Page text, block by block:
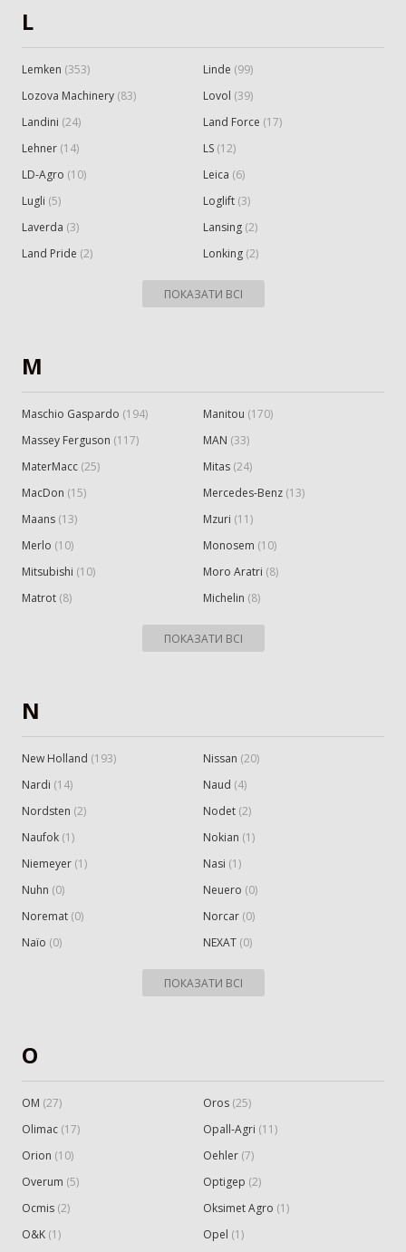
L
Lemken (353) Linde (99)
Lozova Machinery (83) Lovol (39)
Landini (24) Land Force (17)
Lehner (14) LS (12)
LD-Agro (10) Leica (6)
Lugli (5) Loglift (3)
Laverda (3) Lansing (2)
Land Pride (2) Lonking (2)
ПОКАЗАТИ ВСІ
M
Maschio Gaspardo (194) Manitou (170)
Massey Ferguson (117) MAN (33)
MaterMacc (25) Mitas (24)
MacDon (15) Mercedes-Benz (13)
Maans (13) Mzuri (11)
Merlo (10) Monosem (10)
Mitsubishi (10) Moro Aratri (8)
Matrot (8) Michelin (8)
ПОКАЗАТИ ВСІ
N
New Holland (193) Nissan (20)
Nardi (14) Naud (4)
Nordsten (2) Nodet (2)
Naufok (1) Nokian (1)
Niemeyer (1) Nasi (1)
Nuhn (0) Neuero (0)
Noremat (0) Norcar (0)
Naïo (0) NEXAT (0)
ПОКАЗАТИ ВСІ
O
OM (27) Oros (25)
Olimac (17) Opall-Agri (11)
Orion (10) Oehler (7)
Overum (5) Optigep (2)
Ocmis (2) Oksimet Agro (1)
O&K (1) Opel (1)